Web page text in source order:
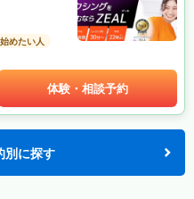
めたい人
体験・相談予約
別に探す